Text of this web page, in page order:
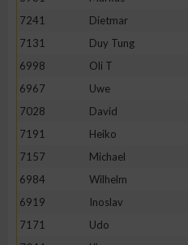
7241
Dietmar
7131
Duy Tung
6998
Oli T
6967
Uwe
7028
David
7191
Heiko
7157
Michael
6984
Wilhelm
6919
Inoslav
7171
Udo
Nicht-IAB-Verarbeitungszwecke:
Notwendig
Performance
Funktional